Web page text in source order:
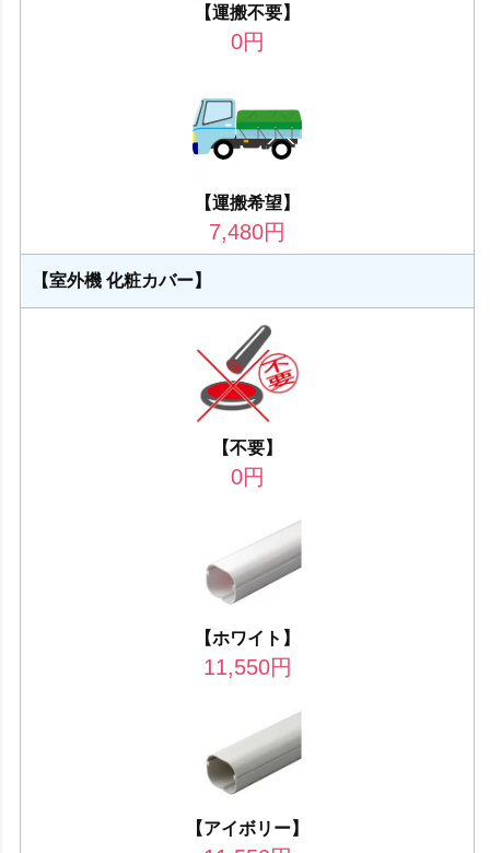
【運搬不要】
0円
【運搬希望】
7,480円
【室外機 化粧カバー】
【不要】
0円
【ホワイト】
11,550円
【アイボリー】